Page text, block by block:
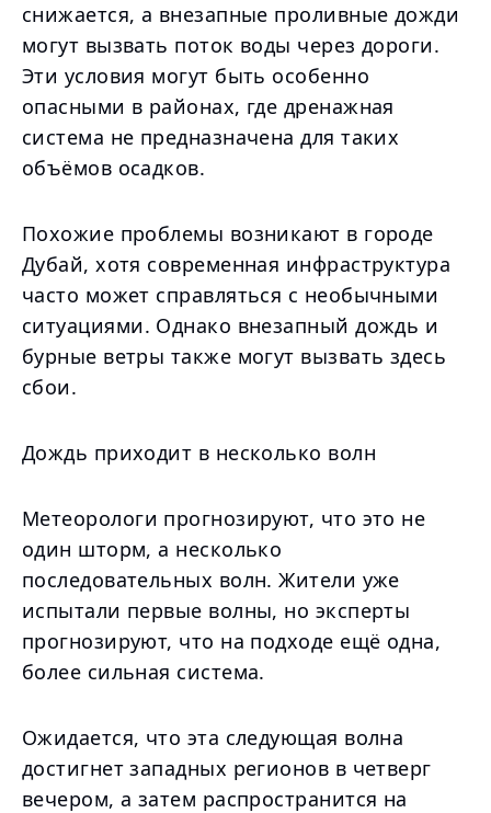
снижается, а внезапные проливные дожди
могут вызвать поток воды через дороги.
Эти условия могут быть особенно
опасными в районах, где дренажная
система не предназначена для таких
объёмов осадков.
Похожие проблемы возникают в городе
Дубай, хотя современная инфраструктура
часто может справляться с необычными
ситуациями. Однако внезапный дождь и
бурные ветры также могут вызвать здесь
сбои.
Дождь приходит в несколько волн
Метеорологи прогнозируют, что это не
один шторм, а несколько
последовательных волн. Жители уже
испытали первые волны, но эксперты
прогнозируют, что на подходе ещё одна,
более сильная система.
Ожидается, что эта следующая волна
достигнет западных регионов в четверг
вечером, а затем распространится на